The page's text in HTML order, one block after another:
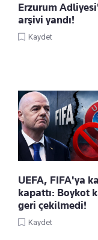
Erzurum
arşivi yandı!
Kaydet
UEFA, FIFA'ya
kapattı: Boykot
geri çekilmedi!
Kaydet